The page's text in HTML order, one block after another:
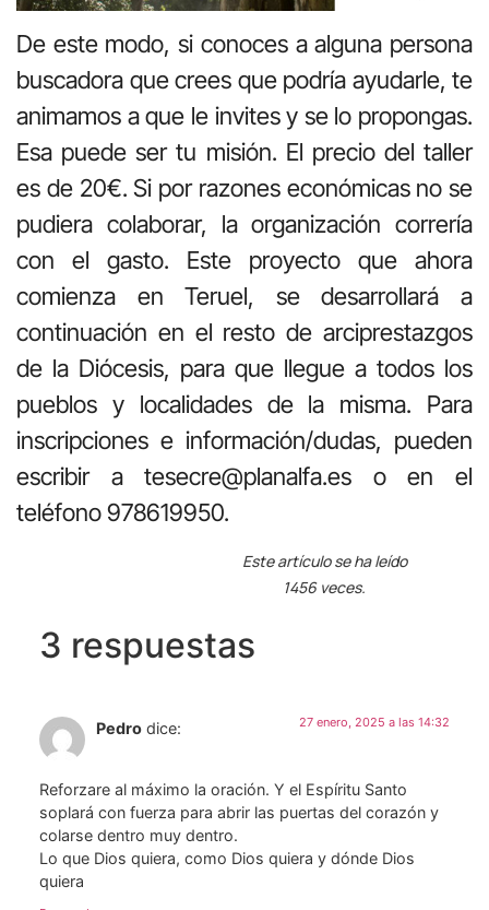
De este modo, si conoces a alguna persona
buscadora que crees que podría ayudarle, te
animamos a que le invites y se lo propongas.
Esa puede ser tu misión. El precio del taller
es de 20€. Si por razones económicas no se
pudiera colaborar, la organización correría
con el gasto. Este proyecto que ahora
comienza en Teruel, se desarrollará a
continuación en el resto de arciprestazgos
de la Diócesis, para que llegue a todos los
pueblos y localidades de la misma. Para
inscripciones e información/dudas, pueden
escribir a tesecre@planalfa.es o en el
teléfono 978619950.
Este artículo se ha leído
1456 veces.
3 respuestas
Pedro dice: 27 enero, 2025 a las 14:32
Reforzare al máximo la oración. Y el Espíritu Santo
soplará con fuerza para abrir las puertas del corazón y
colarse dentro muy dentro.
Lo que Dios quiera, como Dios quiera y dónde Dios
quiera